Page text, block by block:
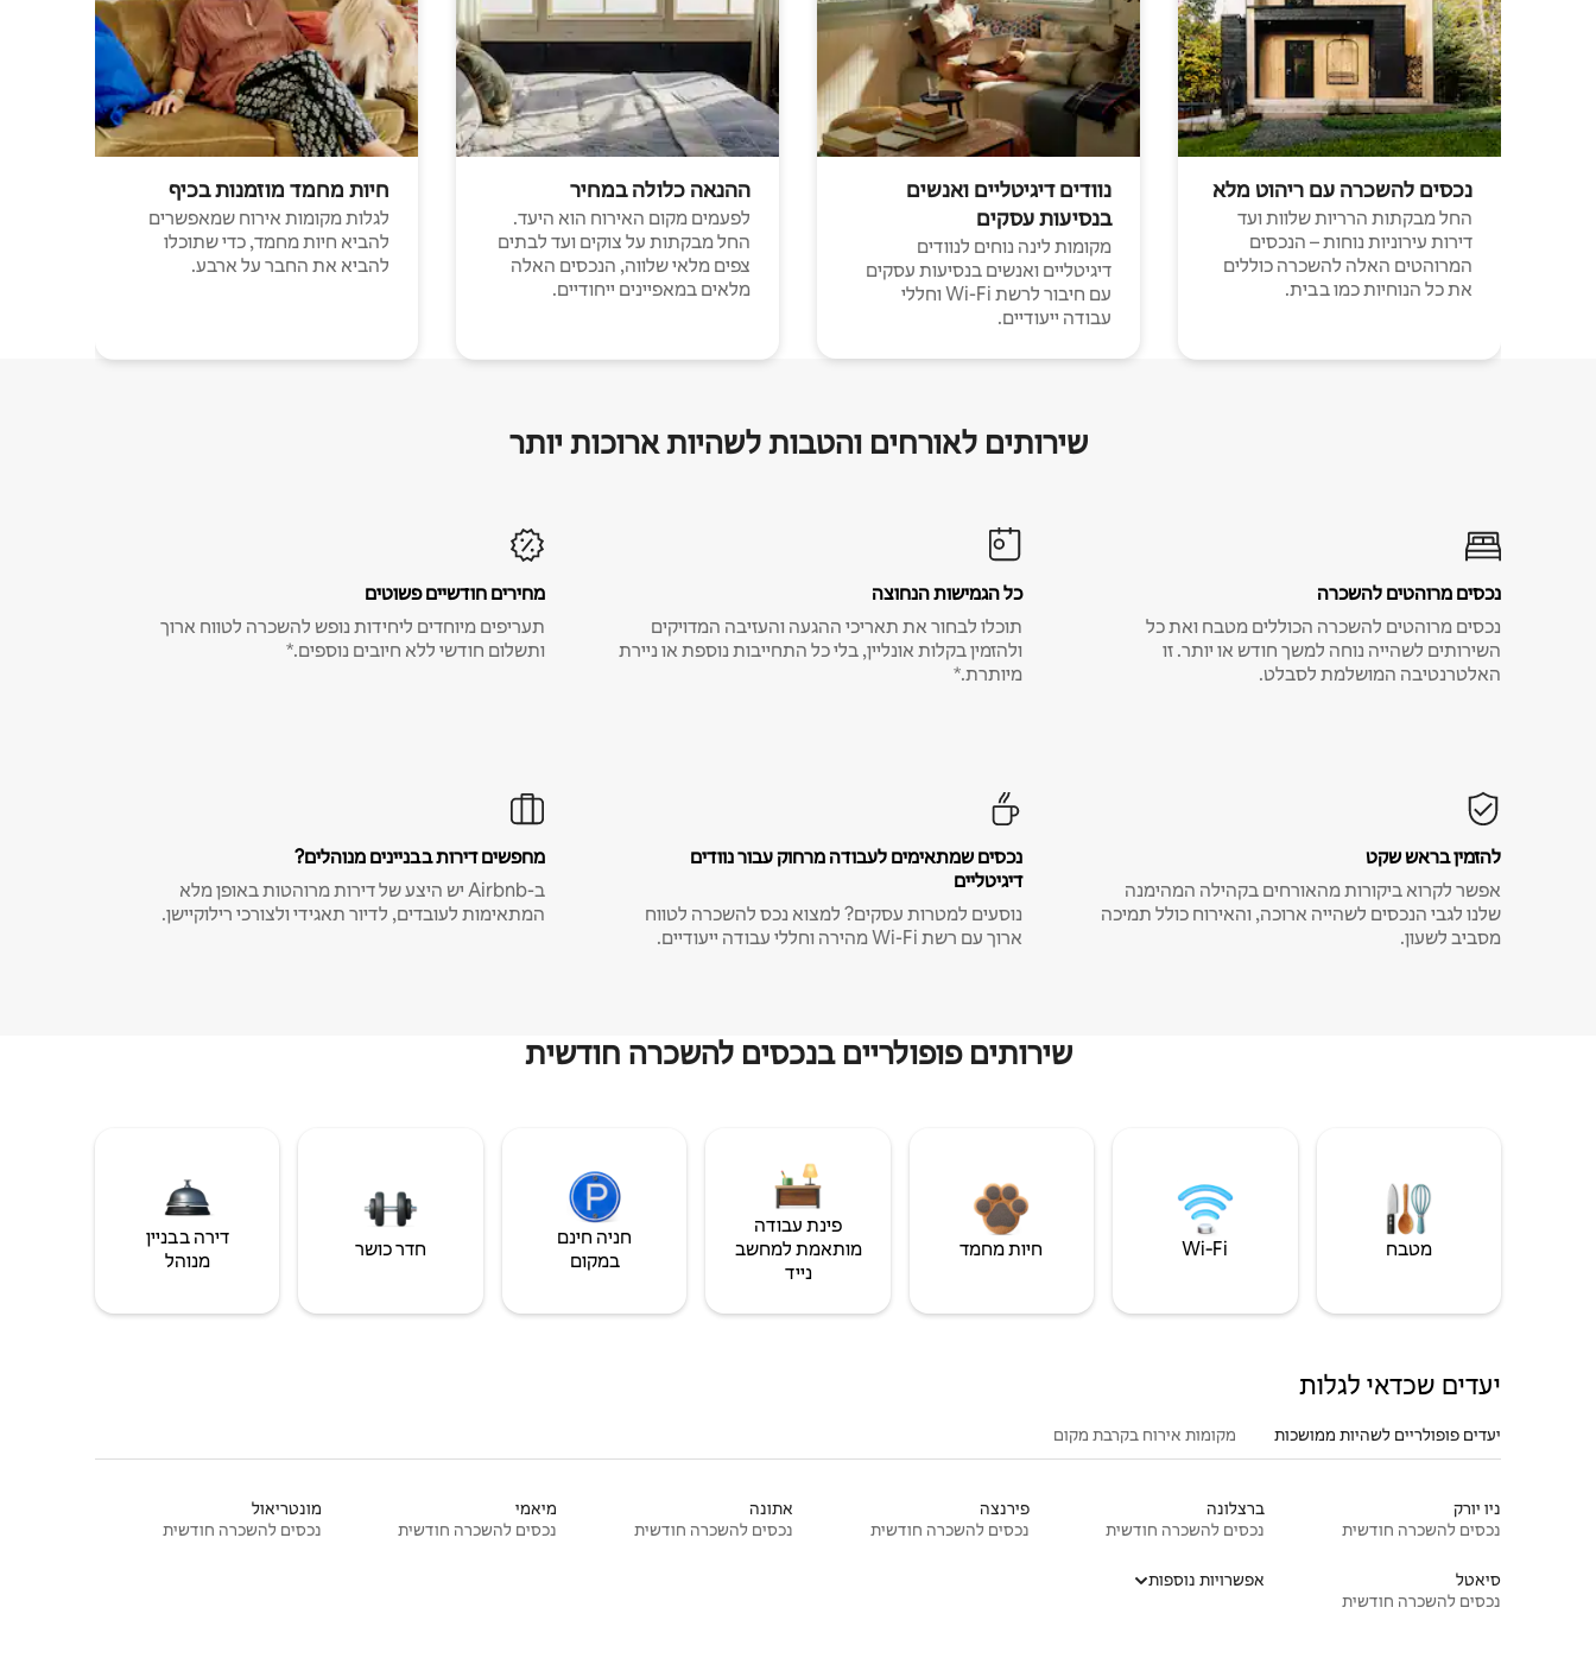
נכסים להשכרה עם ריהוט מלא
החל מבקתות הרריות שלוות ועד
דירות עירוניות נוחות – הנכסים
המרוהטים האלה להשכרה כוללים
את כל הנוחיות כמו בבית.
נוודים דיגיטליים ואנשים
בנסיעות עסקים
מקומות לינה נוחים לנוודים
דיגיטליים ואנשים בנסיעות עסקים
עם חיבור לרשת Wi-Fi וחללי
עבודה ייעודיים.
ההנאה כלולה במחיר
לפעמים מקום האירוח הוא היעד.
החל מבקתות על צוקים ועד לבתים
צפים מלאי שלווה, הנכסים האלה
מלאים במאפיינים ייחודיים.
חיות מחמד מוזמנות בכיף
לגלות מקומות אירוח שמאפשרים
להביא חיות מחמד, כדי שתוכלו
להביא את החבר על ארבע.
שירותים לאורחים והטבות לשהיות ארוכות יותר
נכסים מרוהטים להשכרה
נכסים מרוהטים להשכרה הכוללים מטבח ואת כל
השירותים לשהייה נוחה למשך חודש או יותר. זו
האלטרנטיבה המושלמת לסבלט.
כל הגמישות הנחוצה
תוכלו לבחור את תאריכי ההגעה והעזיבה המדויקים
ולהזמין בקלות אונליין, בלי כל התחייבות נוספת או ניירת
מיותרת.*
מחירים חודשיים פשוטים
תעריפים מיוחדים ליחידות נופש להשכרה לטווח ארוך
ותשלום חודשי ללא חיובים נוספים.*
להזמין בראש שקט
אפשר לקרוא ביקורות מהאורחים בקהילה המהימנה
שלנו לגבי הנכסים לשהייה ארוכה, והאירוח כולל תמיכה
מסביב לשעון.
נכסים שמתאימים לעבודה מרחוק עבור נוודים
דיגיטליים
נוסעים למטרות עסקים? למצוא נכס להשכרה לטווח
ארוך עם רשת Wi-Fi מהירה וחללי עבודה ייעודיים.
מחפשים דירות בבניינים מנוהלים?
ב-Airbnb יש היצע של דירות מרוהטות באופן מלא
המתאימות לעובדים, לדיור תאגידי ולצורכי רילוקיישן.
שירותים פופולריים בנכסים להשכרה חודשית
מטבח Wi‑Fi חיות מחמד
פינת עבודה
מותאמת למחשב
נייד
חניה חינם
במקום
חדר כושר
דירה בבניין
מנוהל
יעדים שכדאי לגלות
יעדים פופולריים לשהיות ממושכות מקומות אירוח בקרבת מקום
ניו יורק
נכסים להשכרה חודשית
ברצלונה
נכסים להשכרה חודשית
פירנצה
נכסים להשכרה חודשית
אתונה
נכסים להשכרה חודשית
מיאמי
נכסים להשכרה חודשית
מונטריאול
נכסים להשכרה חודשית
סיאטל
נכסים להשכרה חודשית
אפשרויות נוספות